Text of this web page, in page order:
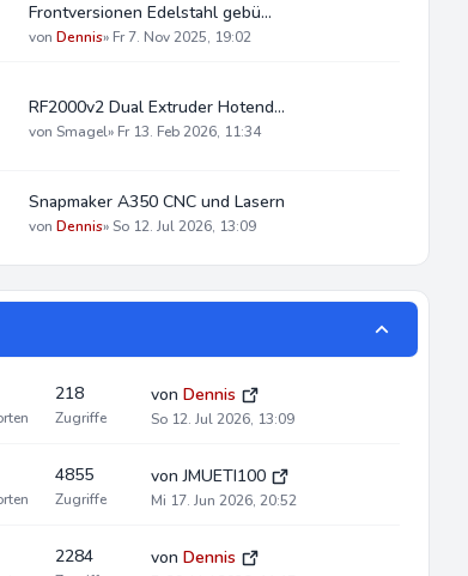
Frontversionen Edelstahl gebü…
von Dennis» Fr 7. Nov 2025, 19:02
RF2000v2 Dual Extruder Hotend…
von Smagel» Fr 13. Feb 2026, 11:34
Snapmaker A350 CNC und Lasern
von Dennis»So 12. Jul 2026, 13:09
218
Zugriffe
von Dennis
So 12. Jul 2026, 13:09
4855
Zugriffe
vonJMUETI100
Mi 17. Jun 2026, 20:52
2284 von Dennis